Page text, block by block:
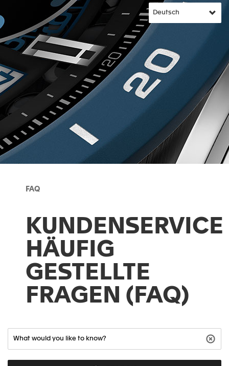
FAQ
KUNDENSERVICE
HÄUFIG
GESTELLTE
FRAGEN (FAQ)